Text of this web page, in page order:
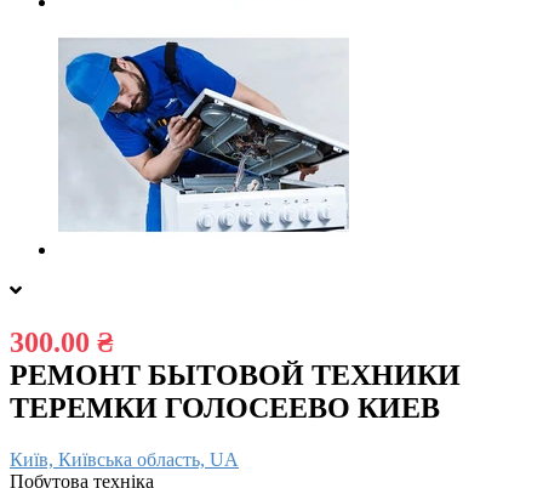
300.00 ₴
РЕМОНТ БЫТОВОЙ ТЕХНИКИ
ТЕРЕМКИ ГОЛОСЕЕВО КИЕВ
Київ, Київська область, UA
Побутова техніка